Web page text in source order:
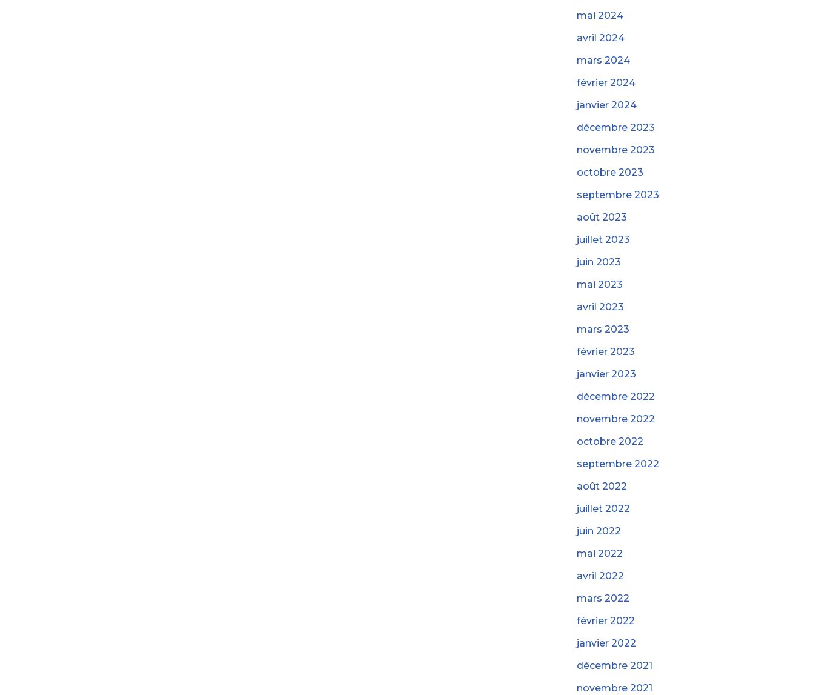
mai 2024
avril 2024
mars 2024
février 2024
janvier 2024
décembre 2023
novembre 2023
octobre 2023
septembre 2023
août 2023
juillet 2023
juin 2023
mai 2023
avril 2023
mars 2023
février 2023
janvier 2023
décembre 2022
novembre 2022
octobre 2022
septembre 2022
août 2022
juillet 2022
juin 2022
mai 2022
avril 2022
mars 2022
février 2022
janvier 2022
décembre 2021
novembre 2021